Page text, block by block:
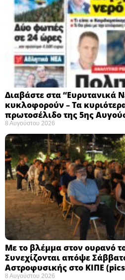
Διαβάστε στα “Ευρυτανικά
κυκλοφορούν – Τα
πρωτοσέλιδο της 5ης
8 Αυγούστου 2026
Με το βλέμμα στον ουρανό
Συνεχίζονται απόψε
Αστροφυσικής στο ΚΙΠΕ
8 Αυγούστου 2026